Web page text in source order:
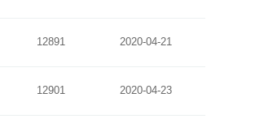
12891 2020-04-21
12901 2020-04-23